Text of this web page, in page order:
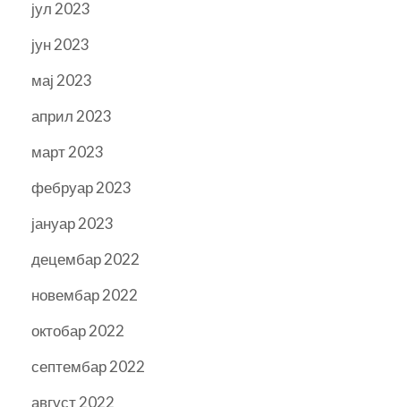
јул 2023
јун 2023
мај 2023
април 2023
март 2023
фебруар 2023
јануар 2023
децембар 2022
новембар 2022
октобар 2022
септембар 2022
август 2022